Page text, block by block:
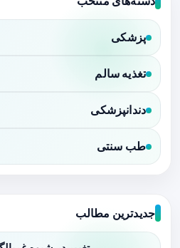
پزشکی
تغذیه سالم
دندانپزشکی
طب سنتی
جدیدترین مطالب